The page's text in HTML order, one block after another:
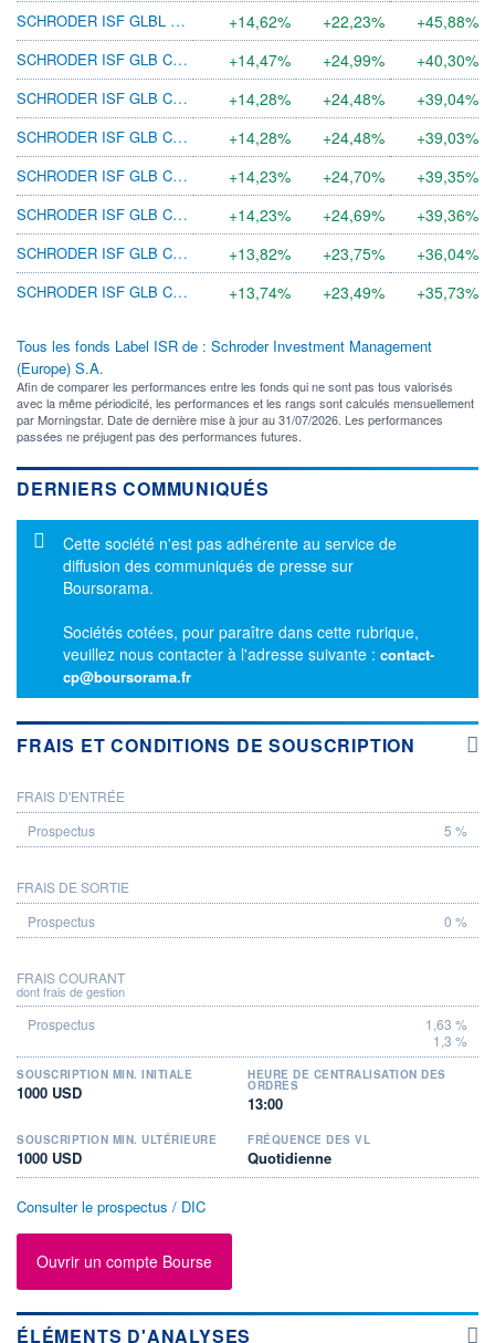
SCHRODER ISF GLBL SUST GR A ACC USD
+14,62% +22,23%
+45,88%
SCHRODER ISF GLB CLMT CHG EQ IZ ACC GBP
+14,47% +24,99%
+40,30%
SCHRODER ISF GLB CLMT CHG EQ Z ACC EUR
+14,28% +24,48%
+39,04%
SCHRODER ISF GLB CLMT CHG EQ C ACC EUR
+14,28% +24,48%
+39,03%
SCHRODER ISF GLB CLMT CHG EQ C ACC USD
+14,23% +24,70%
+39,35%
SCHRODER ISF GLB CLMT CHG EQ C DISAV
+14,23% +24,69%
+39,36%
SCHRODER ISF GLB CLMT CHG EQ A ACC SGD
+13,82% +23,75%
+36,04%
SCHRODER ISF GLB CLMT CHG EQ A ACC EUR
+13,74% +23,49% +35,73%
Tous les fonds Label ISR de : Schroder Investment Management
(Europe) S.A.
Afin de comparer les performances entre les fonds qui ne sont pas tous valorisés
avec la même périodicité, les performances et les rangs sont calculés mensuellement
par Morningstar. Date de dernière mise à jour au 31/07/2026. Les performances
passées ne préjugent pas des performances futures.
DERNIERS COMMUNIQUÉS
Message d'information
Cette société n'est pas adhérente au service de
diffusion des communiqués de presse sur
Boursorama.
Sociétés cotées, pour paraître dans cette rubrique,
veuillez nous contacter à l'adresse suivante : contact-
cp@boursorama.fr
FRAIS ET CONDITIONS DE SOUSCRIPTION
PROSPECTUS
FRAIS D'ENTRÉE
5 %
FRAIS DE SORTIE
0 %
FRAIS COURANT
dont frais de gestion
1,63 %
1,3 %
SOUSCRIPTION MIN. INITIALE
1000 USD
HEURE DE CENTRALISATION DES
ORDRES
13:00
SOUSCRIPTION MIN. ULTÉRIEURE
1000 USD
FRÉQUENCE DES VL
Quotidienne
Consulter le prospectus / DIC
Ouvrir un compte Bourse
ÉLÉMENTS D'ANALYSES